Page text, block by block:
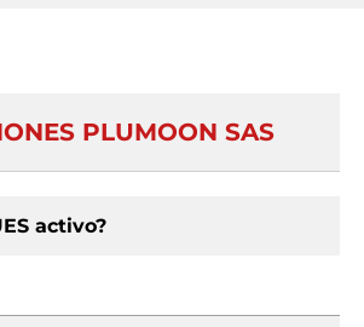
PLUMOON SAS
activo?